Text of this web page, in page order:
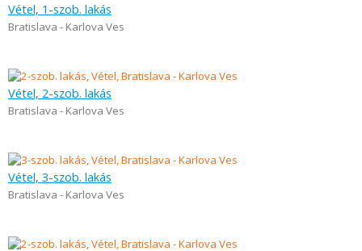
Vétel, 1-szob. lakás
Bratislava - Karlova Ves
Vétel, 2-szob. lakás
Bratislava - Karlova Ves
Vétel, 3-szob. lakás
Bratislava - Karlova Ves